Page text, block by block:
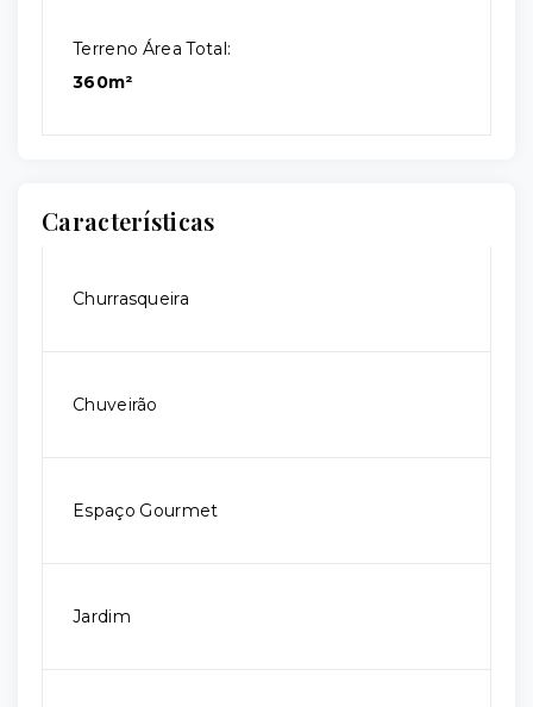
Terreno Área Total:
360m²
Características
Churrasqueira
Chuveirão
Espaço Gourmet
Jardim